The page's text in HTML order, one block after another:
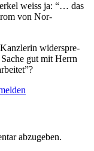
weiss ja: “… das
von Nor­
wider­spre­
gut mit Herrn
abzugeben.